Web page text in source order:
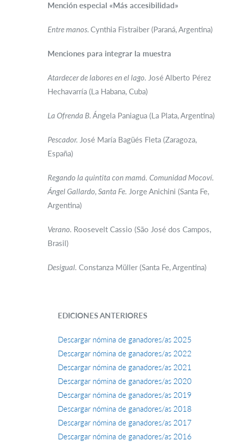
Mención especial «Más accesibilidad»
Entre manos. Cynthia Fistraiber (Paraná, Argentina)
Menciones para integrar la muestra
Atardecer de labores en el lago. José Alberto Pérez
Hechavarría (La Habana, Cuba)
La Ofrenda B. Ángela Paniagua (La Plata, Argentina)
Pescador. José María Bagüés Fleta (Zaragoza,
España)
Regando la quintita con mamá. Comunidad Mocoví.
Ángel Gallardo, Santa Fe. Jorge Anichini (Santa Fe,
Argentina)
Verano. Roosevelt Cassio (São José dos Campos,
Brasil)
Desigual. Constanza Müller (Santa Fe, Argentina)
EDICIONES ANTERIORES
Descargar nómina de ganadores/as 2025
Descargar nómina de ganadores/as 2022
Descargar nómina de ganadores/as 2021
Descargar nómina de ganadores/as 2020
Descargar nómina de ganadores/as 2019
Descargar nómina de ganadores/as 2018
Descargar nómina de ganadores/as 2017
Descargar nómina de ganadores/as 2016